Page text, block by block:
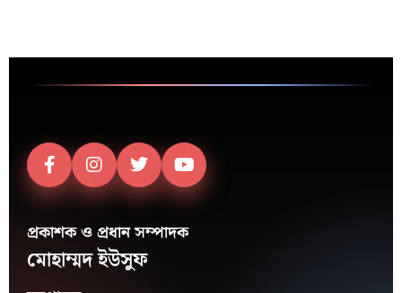
প্রকাশক ও প্রধান সম্পাদক
মোহাম্মদ ইউসুফ